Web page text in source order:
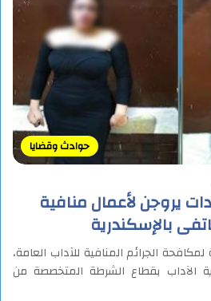
حوادث وقضايا
تضبط 5 سيدات يروجن لأعمال منافية
بالإسكندرية
الجرائم المنافية للآداب العامة،
الآداب بقطاع الشرطة المتخصصة من